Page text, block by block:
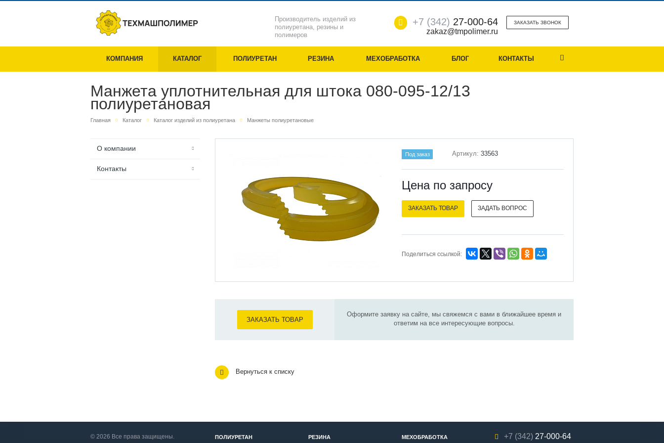
Производитель изделий из
полиуретана, резины и
полимеров
ЗАКАЗАТЬ ЗВОНОК
+7 (342) 27-000-64
zakaz@tmpolimer.ru
КОМПАНИЯ КАТАЛОГ ПОЛИУРЕТАН РЕЗИНА МЕХОБРАБОТКА БЛОГ КОНТАКТЫ
Манжета уплотнительная для штока 080-095-12/13
полиуретановая
Главная Каталог Каталог изделий из полиуретана Манжеты полиуретановые
О компании
Контакты
Под заказ Артикул:33563
Цена по запросу
ЗАКАЗАТЬ ТОВАР ЗАДАТЬ ВОПРОС
Поделиться ссылкой:
ЗАКАЗАТЬ ТОВАР
Оформите заявку на сайте, мы свяжемся с вами в ближайшее время и
ответим на все интересующие вопросы.
Вернуться к списку
© 2026 Все права защищены.
ПОЛИУРЕТАН РЕЗИНА МЕХОБРАБОТКА +7 (342) 27-000-64